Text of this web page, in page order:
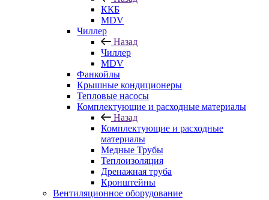
ККБ
MDV
Чиллер
Назад
Чиллер
MDV
Фанкойлы
Крышные кондиционеры
Тепловые насосы
Комплектующие и расходные материалы
Назад
Комплектующие и расходные
материалы
Медные Трубы
Теплоизоляция
Дренажная труба
Кронштейны
Вентиляционное оборудование